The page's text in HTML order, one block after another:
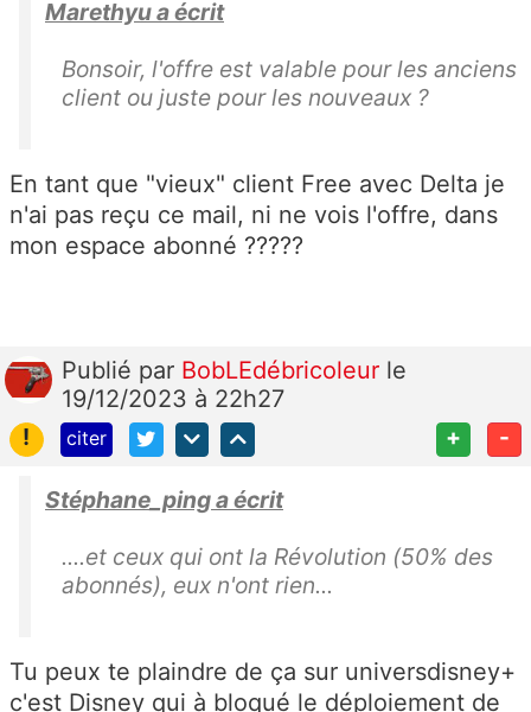
Marethyu a écrit
Bonsoir, l'offre est valable pour les anciens
client ou juste pour les nouveaux ?
En tant que "vieux" client Free avec Delta je
n'ai pas reçu ce mail, ni ne vois l'offre, dans
mon espace abonné ?????
Publié par BobLEdébricoleur le
19/12/2023 à 22h27
!
citer + -
Stéphane_ping a écrit
....et ceux qui ont la Révolution (50% des
abonnés), eux n'ont rien...
Tu peux te plaindre de ça sur universdisney+
c'est Disney qui à bloqué le déploiement de